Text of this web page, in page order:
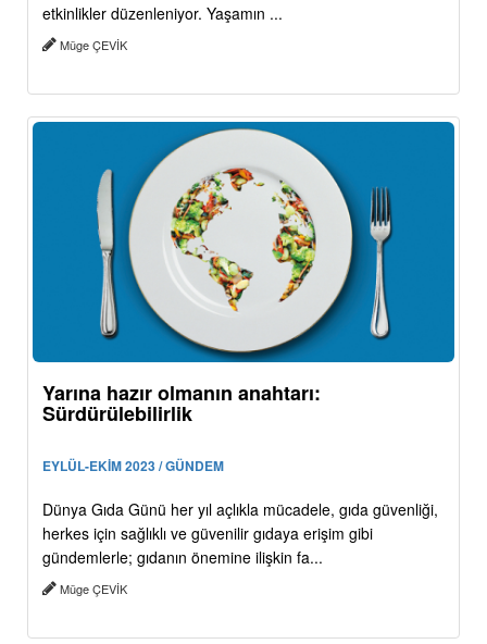
etkinlikler düzenleniyor. Yaşamın ...
Müge ÇEVİK
Yarına hazır olmanın anahtarı:
Sürdürülebilirlik
EYLÜL-EKİM 2023 / GÜNDEM
Dünya Gıda Günü her yıl açlıkla mücadele, gıda güvenliği,
herkes için sağlıklı ve güvenilir gıdaya erişim gibi
gündemlerle; gıdanın önemine ilişkin fa...
Müge ÇEVİK